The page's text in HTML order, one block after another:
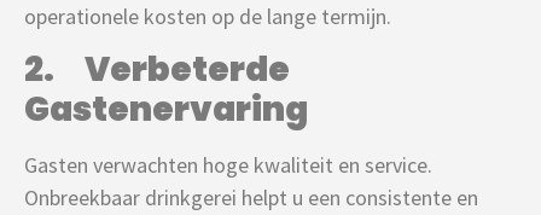
operationele kosten op de lange termijn.
2. Verbeterde
Gastenervaring
Gasten verwachten hoge kwaliteit en service.
Onbreekbaar drinkgerei helpt u een consistente en